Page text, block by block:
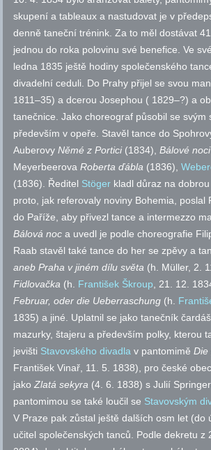
skupení a tableaux a nastudovat je v
denně taneční trénink. Za to měl dostávat
jednou do roka polovinu své benefice. Ve
ledna 1835 ještě hodiny společenského
divadelní ceduli. Do Prahy přijel se svou
1811–35) a dcerou Josephou ( 1829–?) a
tanečnice. Jako choreograf působil se svým
především v opeře. Stavěl tance do
AuberovyNěmé z Portici (1834),Bálové noci
MeyerbeerovaRoberta ďábla (1836),
(1836). Ředitel Stöger kladl důraz na
proto, jak referovaly noviny Bohemia, poslal
do Paříže, aby přivezl tance a intermezzo
Bálová noc a uvedl je podle choreografie
Raab stavěl také tance do her se zpěvy a
aneb Praha v jiném dílu světa (h. Müller, 2.
Fidlovačka (h. František Škroup, 21. 12.
Februar, oder die Ueberraschung (h.
1835) a jiné. Uplatnil se jako tanečník
mazurky, štajeru a především polky, kterou
jevišti Stavovského divadla v pantomiměDie
František Vinař, 11. 5. 1838), pro české
jakoZlatá sekyra (4. 6. 1838) s Julií
pantomimou se také loučil se Stavovským
V Praze pak zůstal ještě dalších osm let (do
učitel společenských tanců. Podle dekretu z